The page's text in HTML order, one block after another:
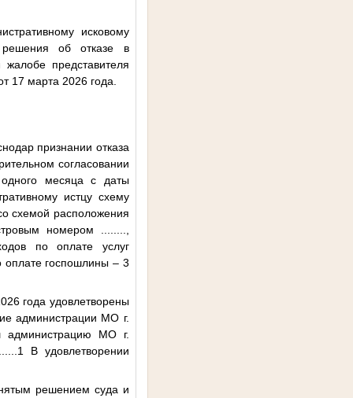
исковому
об отказе в
жалобе представителя
17 марта 2026 года.
признании отказа
согласовании
одного месяца с даты
истцу схему
схемой расположения
номером
по оплате услуг
оплате госпошлины – 3
года удовлетворены
администрации МО г.
администрацию МО г.
В удовлетворении
решением суда и